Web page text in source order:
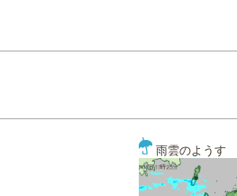
雨雲のようす